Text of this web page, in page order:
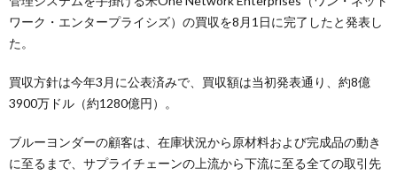
ワーク・エンタープライシズ）の買収を8月1日に完了したと発表し
た。
買収方針は今年3月に公表済みで、買収額は当初発表通り、約8億
3900万ドル（約1280億円）。
ブルーヨンダーの顧客は、在庫状況から原材料および完成品の動き
に至るまで、サプライチェーンの上流から下流に至る全ての取引先